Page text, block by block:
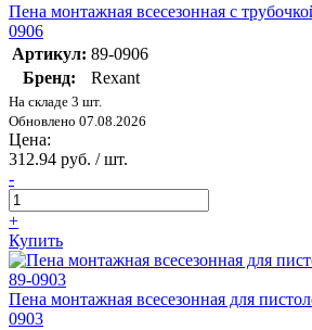
Пена монтажная всесезонная с
0906
Артикул: 89-0906
Бренд:
Rexant
На складе 3 шт.
Обновлено 07.08.2026
Цена:
312.94 руб. / шт.
-
+
Купить
Пена монтажная всесезонная для
0903